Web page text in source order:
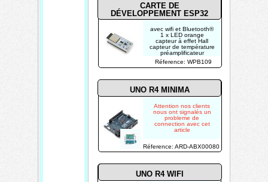
CARTE DE
DÉVELOPPEMENT ESP32
avec wifi et Bluetooth®
1 x LED orange
capteur à effet Hall
capteur de température
préamplificateur
analogique à très
basse puissance
Réference: WPB109
Réference: ARD-ABX00080
Attention nos clients
nous ont signalés un
probleme de
connection avec cet
article
UNO R4 MINIMA
UNO R4 WIFI